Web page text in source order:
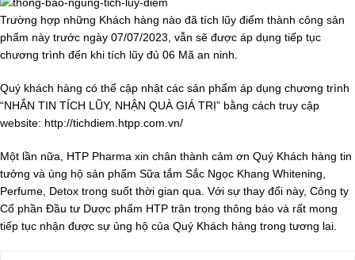
Trường hợp những Khách hàng nào đã tích lũy điểm thành công sản
phẩm này trước ngày 07/07/2023, vẫn sẽ được áp dụng tiếp tục
chương trình đến khi tích lũy đủ 06 Mã an ninh.
Quý khách hàng có thể cập nhật các sản phẩm áp dụng chương trình
“NHẮN TIN TÍCH LŨY, NHẬN QUÀ GIÁ TRỊ” bằng cách truy cập
website: http://tichdiem.htpp.com.vn/
Một lần nữa, HTP Pharma xin chân thành cảm ơn Quý Khách hàng tin
tưởng và ủng hộ sản phẩm Sữa tắm Sắc Ngọc Khang Whitening,
Perfume, Detox trong suốt thời gian qua. Với sự thay đổi này, Công ty
Cổ phần Đầu tư Dược phẩm HTP trân trọng thông báo và rất mong
tiếp tục nhận được sự ủng hộ của Quý Khách hàng trong tương lai.